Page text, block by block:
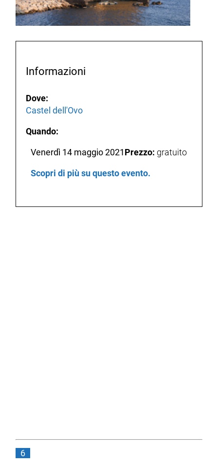
Informazioni
Dove:
Castel dell'Ovo
Quando:
Venerdì 14 maggio 2021Prezzo: gratuito
Scopri di più su questo evento.
6